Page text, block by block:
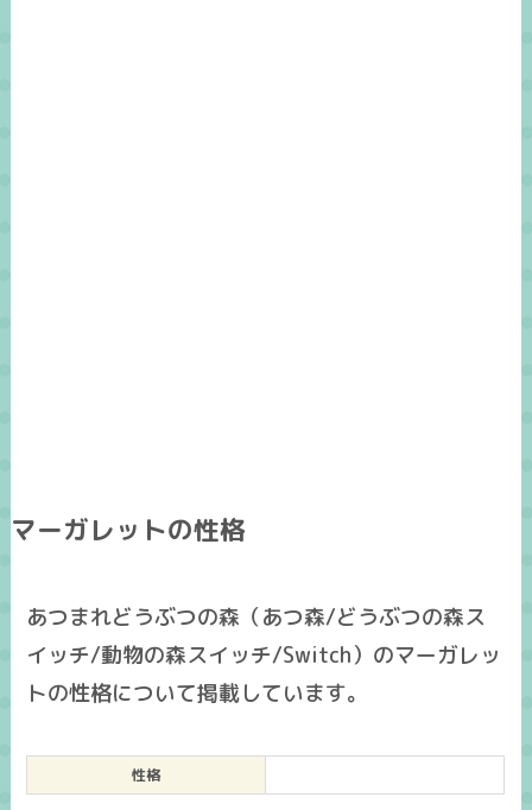
マーガレットの性格
あつまれどうぶつの森（あつ森/どうぶつの森ス
イッチ/動物の森スイッチ/Switch）のマーガレッ
トの性格について掲載しています。
性格